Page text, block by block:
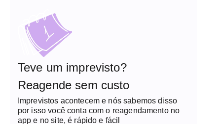
Teve um imprevisto?
Reagende sem custo
Imprevistos acontecem e nós sabemos disso
por isso você conta com o reagendamento no
app e no site, é rápido e fácil